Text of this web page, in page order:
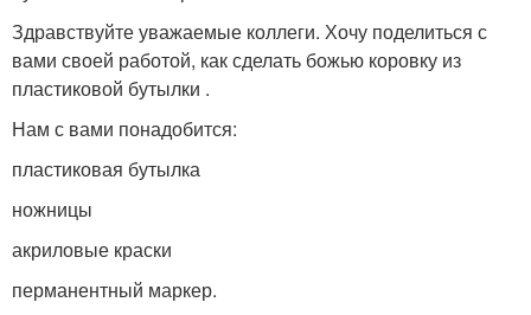
Здравствуйте уважаемые коллеги. Хочу поделиться с
вами своей работой, как сделать божью коровку из
пластиковой бутылки .
Нам с вами понадобится:
пластиковая бутылка
ножницы
акриловые краски
перманентный маркер.